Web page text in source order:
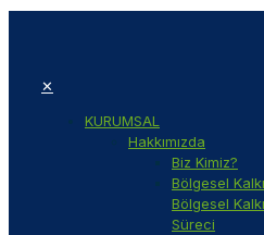
✕
KURUMSAL
Hakkımızda
Biz Kimiz?
Bölgesel
Bölgesel
Süreci